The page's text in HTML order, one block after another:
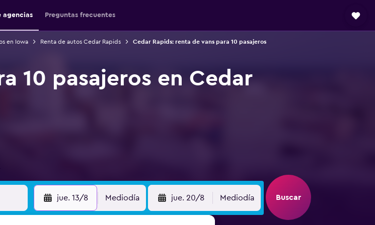
agencias Preguntas frecuentes
en Iowa Renta de autos Cedar Rapids Cedar Rapids: renta de vans para 10 pasajeros
10 pasajeros en Cedar
jue. 13/8 Mediodía jue. 20/8 Mediodía Buscar